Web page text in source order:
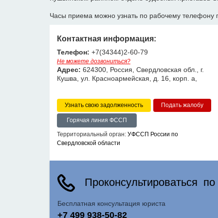
Часы приема можно узнать по рабочему телефону
Контактная информация:
Телефон: +7(34344)2-60-79
Не можете дозвониться?
Адрес: 624300, Россия, Свердловская обл., г.
Кушва, ул. Красноармейская, д. 16, корп. а,
Узнать свою задолженность
Горячая линия ФССП
Территориальный орган: УФССП России по
Свердловской области